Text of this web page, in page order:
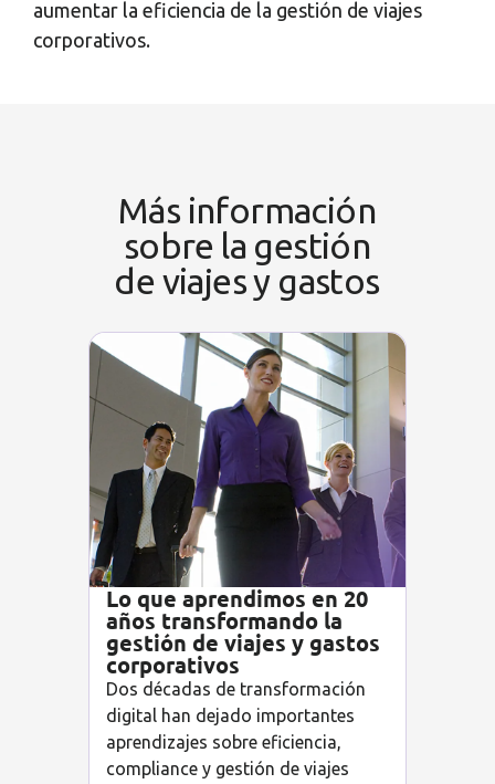
aumentar la eficiencia de la gestión de viajes
corporativos.
Más información
sobre la gestión
de viajes y gastos
Lo que aprendimos en 20
años transformando la
gestión de viajes y gastos
corporativos
Dos décadas de transformación
digital han dejado importantes
aprendizajes sobre eficiencia,
compliance y gestión de viajes